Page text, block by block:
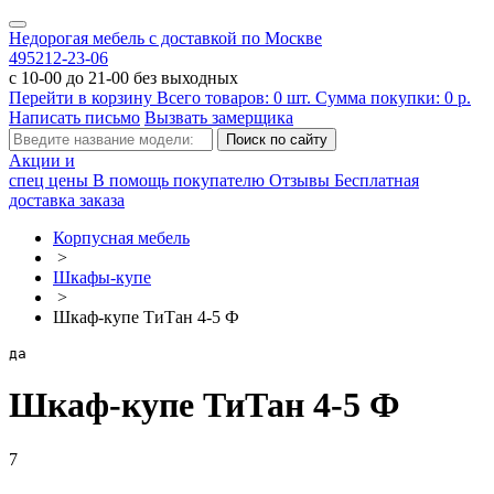
Недорогая мебель с доставкой по Москве
495212-23-06
с 10-00 до 21-00 без выходных
Перейти в корзину Всего товаров: 0 шт. Сумма покупки: 0 р.
Написать письмо Вызвать замерщика
Акции и
спец цены В помощь покупателю Отзывы Бесплатная
доставка заказа
Корпусная мебель
>
Шкафы-купе
>
Шкаф-купе ТиТан 4-5 Ф
да
Шкаф-купе ТиТан 4-5 Ф
7